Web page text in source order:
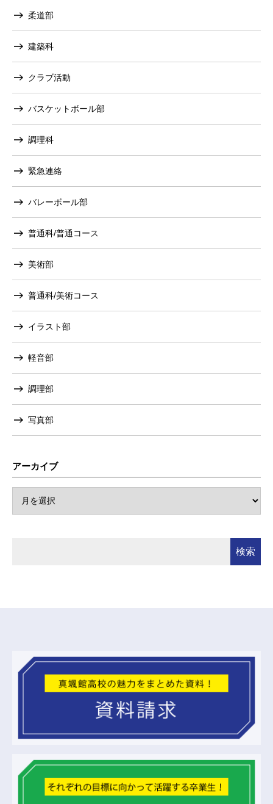
柔道部
建築科
クラブ活動
バスケットボール部
調理科
緊急連絡
バレーボール部
普通科/普通コース
美術部
普通科/美術コース
イラスト部
軽音部
調理部
写真部
アーカイブ